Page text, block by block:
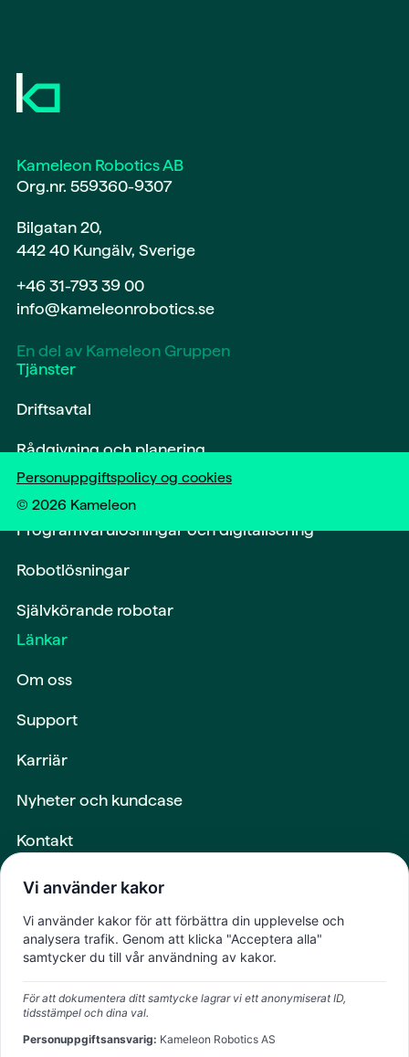
Kameleon Robotics AB
Org.nr. 559360-9307
Bilgatan 20,
442 40 Kungälv, Sverige
+46 31-793 39 00
info@kameleonrobotics.se
En del av Kameleon Gruppen
Tjänster
Driftsavtal
Rådgivning och planering
Märkning och spårning
Programvarulösningar och digitalisering
Robotlösningar
Självkörande robotar
Länkar
Om oss
Support
Karriär
Nyheter och kundcase
Kontakt
Maskiner och utrustning
Intern inloggning
skapad tillsammans
© 2026 Kameleon
Personuppgiftspolicy og cookies
Vi använder kakor
Vi använder kakor för att förbättra din upplevelse och
analysera trafik. Genom att klicka "Acceptera alla"
samtycker du till vår användning av kakor.
För att dokumentera ditt samtycke lagrar vi ett anonymiserat ID,
tidsstämpel och dina val.
Personuppgiftsansvarig: Kameleon Robotics AS